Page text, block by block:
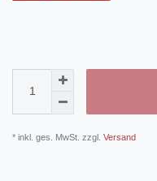
* inkl. ges. MwSt. zzgl. Versand